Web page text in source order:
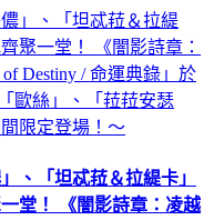
、「坦忒菈＆拉緹卡」
堂！ 《闇影詩章：凌越